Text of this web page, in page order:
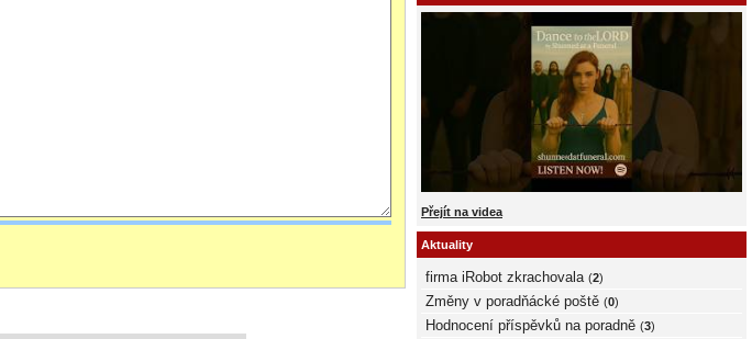
Přejít na videa
Aktuality
firma iRobot zkrachovala (2)
Změny v poradňácké poště (0)
Hodnocení příspěvků na poradně (3)